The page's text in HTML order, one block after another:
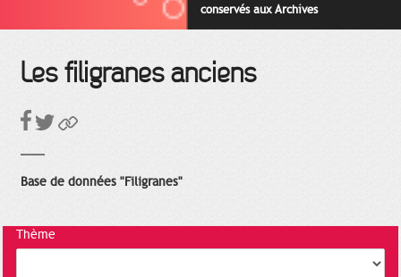
conservés aux Archives
départementales pour cette
Les filigranes anciens
Base de données "Filigranes"
Thème